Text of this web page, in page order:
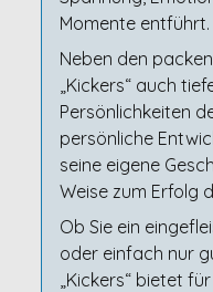
Momente entführt.
Neben den
„Kickers“ auch
Persönlichkeiten
persönliche
seine eigene
Weise zum Erfolg
Ob Sie ein
oder einfach nur
„Kickers“ bietet